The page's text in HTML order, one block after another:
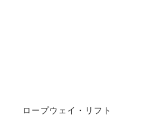
ロープウェイ・リフト